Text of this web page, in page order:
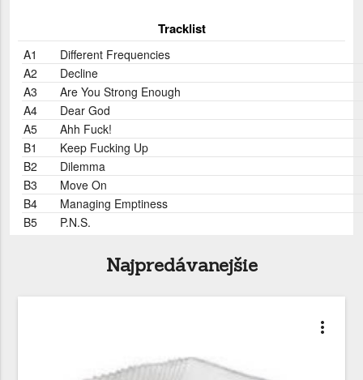
Tracklist
A1
Different Frequencies
A2
Decline
A3
Are You Strong Enough
A4
Dear God
A5
Ahh Fuck!
B1
Keep Fucking Up
B2
Dilemma
B3
Move On
B4
Managing Emptiness
B5
P.N.S.
Najpredávanejšie
more_vert